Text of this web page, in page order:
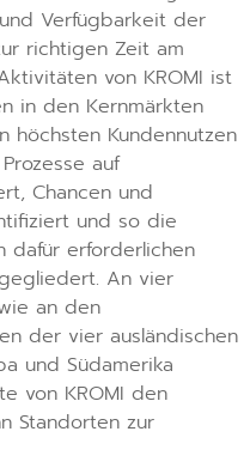
Verfügbarkeit der
richtigen Zeit am
von KROMI ist
in den Kernmärkten
höchsten Kundennutzen
auf
Chancen und
und so die
dafür erforderlichen
An vier
an den
der vier ausländischen
und Südamerika
von KROMI den
Standorten zur